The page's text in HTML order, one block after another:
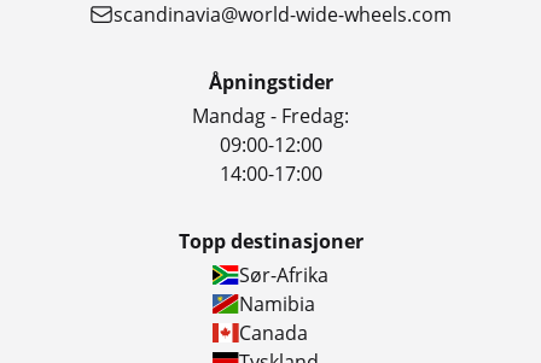
scandinavia@world-wide-wheels.com
Åpningstider
Mandag - Fredag:
09:00-12:00
14:00-17:00
Topp destinasjoner
Sør-Afrika
Namibia
Canada